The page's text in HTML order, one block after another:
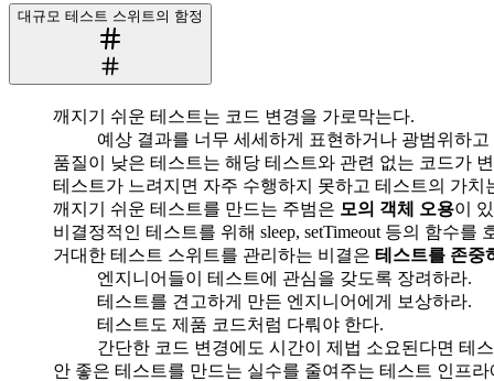
대규모 테스트 스위트의 함정
깨지기 쉬운 테스트는 코드 변경을 가로막는다.
예상 결과를 너무 세세하게 표현하거나 광범위하
품질이 낮은 테스트는 해당 테스트와 관련 없는 코드가
테스트가 느려지면 자주 수행하지 못하고 테스트의 가치
깨지기 쉬운 테스트를 만드는 주범은 모의 객체 오용이
비결정적인 테스트를 위해 sleep, setTimeout 등의 함수
거대한 테스트 스위트를 관리하는 비결은 테스트를 존중
엔지니어들이 테스트에 관심을 갖도록 장려하라.
테스트를 견고하게 만든 엔지니어에게 보상하라.
테스트도 제품 코드처럼 다뤄야 한다.
간단한 코드 변경에도 시간이 제법 소요된다면 테
안 좋은 테스트를 만드는 실수를 줄여주는 테스트 인프